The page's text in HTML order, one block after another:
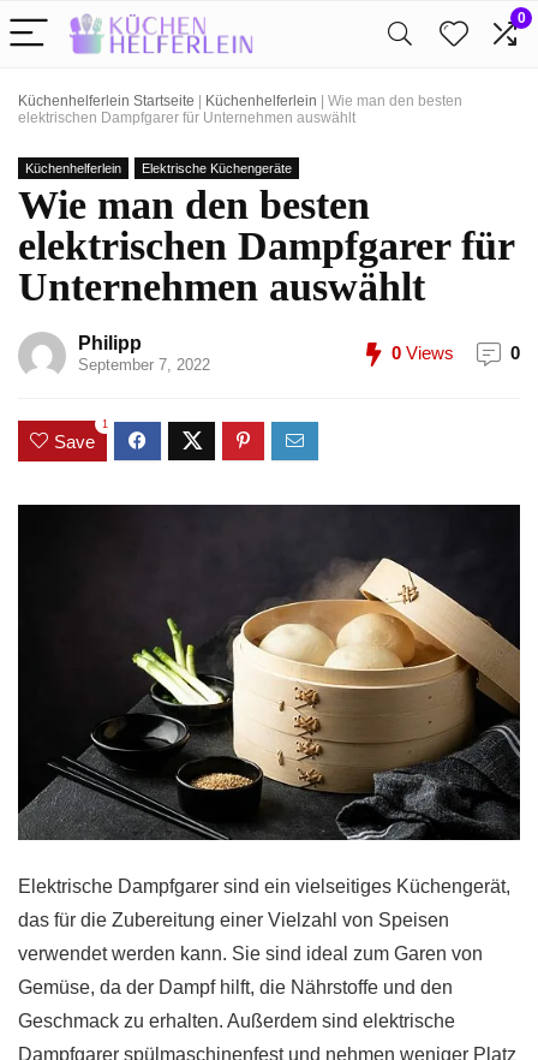
0
Küchenhelferlein Startseite Küchenhelferlein
Wie man den besten
elektrischen Dampfgarer für Unternehmen auswählt
Küchenhelferlein Elektrische Küchengeräte
Wie man den besten
elektrischen Dampfgarer für
Unternehmen auswählt
Philipp
September 7, 2022
0 Views 0
Save
1
Elektrische Dampfgarer sind ein vielseitiges Küchengerät,
das für die Zubereitung einer Vielzahl von Speisen
verwendet werden kann. Sie sind ideal zum Garen von
Gemüse, da der Dampf hilft, die Nährstoffe und den
Geschmack zu erhalten. Außerdem sind elektrische
Dampfgarer spülmaschinenfest und nehmen weniger Platz